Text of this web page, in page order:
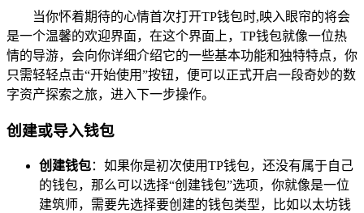
当你怀着期待的心情首次打开TP钱包时,映入眼帘的将会
是一个温馨的欢迎界面，在这个界面上，TP钱包就像一位热
情的导游，会向你详细介绍它的一些基本功能和独特特点，你
只需轻轻点击“开始使用”按钮，便可以正式开启一段奇妙的数
字资产探索之旅，进入下一步操作。
创建或导入钱包
创建钱包：如果你是初次使用TP钱包，还没有属于自己
的钱包，那么可以选择“创建钱包”选项，你就像是一位
建筑师，需要先选择要创建的钱包类型，比如以太坊钱